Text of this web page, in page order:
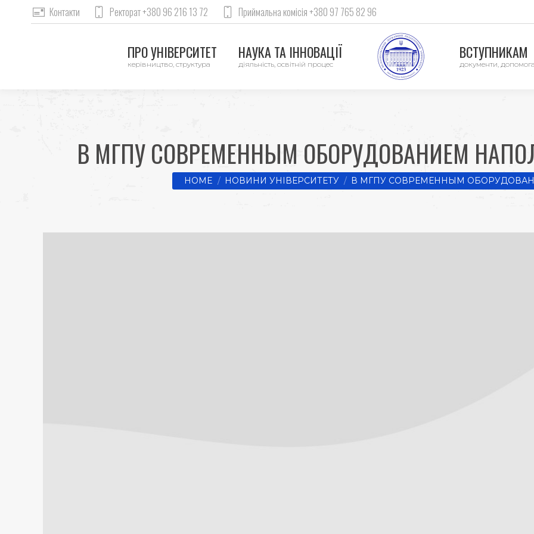
Контакти Ректорат +380 96 216 13 72 Приймальна комісія +380 97 765 82 96
ПРО УНІВЕРСИТЕТ
керівництво, структура
НАУКА ТА ІННОВАЦІЇ
діяльність, освітній процес
ВСТУПНИКАМ
документи,
В МГПУ СОВРЕМЕННЫМ ОБОРУДОВАНИЕМ
You are here:
HOME НОВИНИ УНІВЕРСИТЕТУ В МГПУ СОВРЕМЕННЫМ